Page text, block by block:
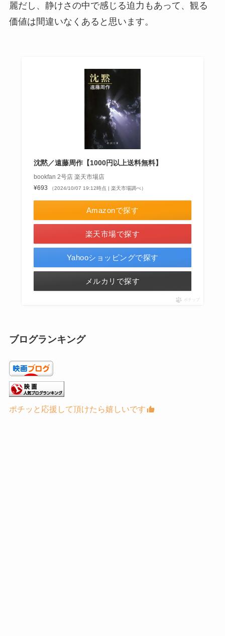
麗だし、静けさの中で感じる迫力もあって、観る
価値は間違いなくあると思います。
沈黙／遠藤周作【1000円以上送料無料】
bookfan 2号店 楽天市場店
¥693
（2024/10/07 19:12時点 | 楽天市場調べ）
Amazonで探す
楽天市場で探す
Yahooショッピングで探す
メルカリで探す
ポチップ
ブログランキング
ポチッと応援して頂けたら嬉しいです